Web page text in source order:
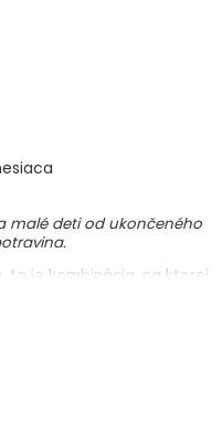
malé deti od ukončeného
to je kombinácia, na ktorej
s ovsom zasýti
systému.